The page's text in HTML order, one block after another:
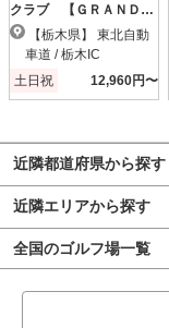
クラブ 【ＧＲＡＮＤ
ＰＧＭ】
車道 / 栃木IC
土日祝
12,960円〜
近隣都道府県から探す
近隣エリアから探す
全国のゴルフ場一覧